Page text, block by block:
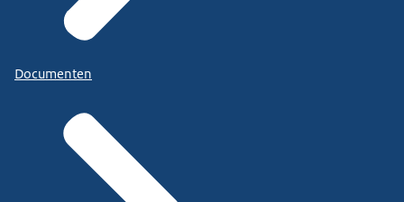
Documenten